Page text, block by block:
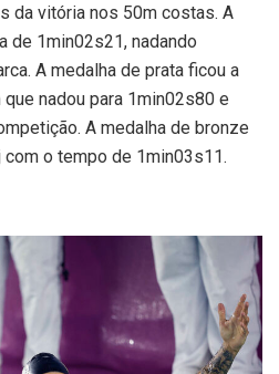
da vitória nos 50m costas. A
de 1min02s21, nadando
A medalha de prata ficou a
nadou para 1min02s80 e
A medalha de bronze
com o tempo de 1min03s11.